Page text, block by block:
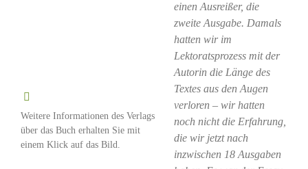
Weitere Informationen des Verlags
über das Buch erhalten Sie mit
einem Klick auf das Bild.
einen Ausreißer, die
zweite Ausgabe. Damals
hatten wir im
Lektoratsprozess mit der
Autorin die Länge des
Textes aus den Augen
verloren – wir hatten
noch nicht die Erfahrung,
die wir jetzt nach
inzwischen 18 Ausgaben